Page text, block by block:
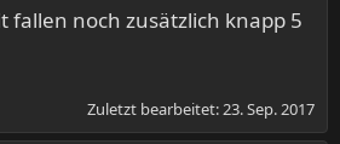
fallen noch zusätzlich knapp 5
Zuletzt bearbeitet: 23. Sep. 2017